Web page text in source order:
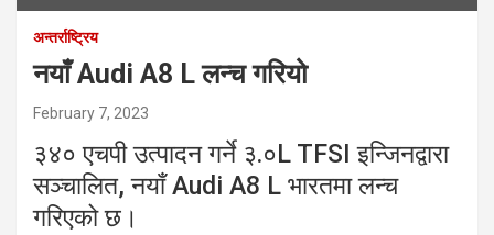
अन्तर्राष्ट्रिय
नयाँ Audi A8 L लन्च गरियो
February 7, 2023
३४० एचपी उत्पादन गर्ने ३.०L TFSI इन्जिनद्वारा
सञ्चालित, नयाँ Audi A8 L भारतमा लन्च
गरिएको छ।